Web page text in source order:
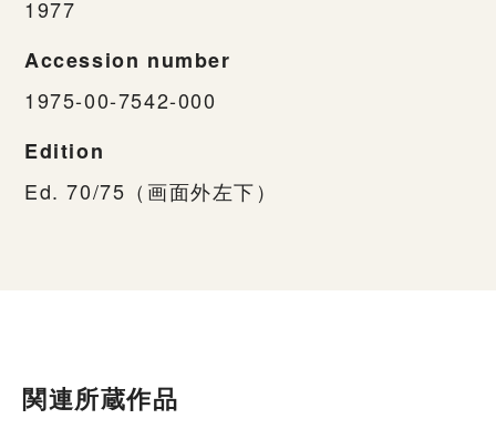
1977
Accession number
1975-00-7542-000
Edition
Ed. 70/75（画面外左下）
関連所蔵作品